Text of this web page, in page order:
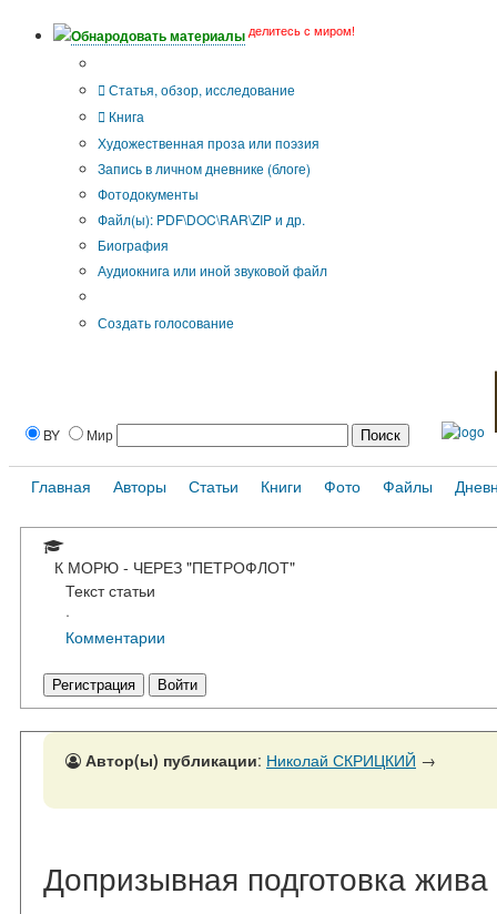
Обнародовать материалы делитесь с миром!
Статья, обзор, исследование
Книга
Художественная проза или поэзия
Запись в личном дневнике (блоге)
Фотодокументы
Файл(ы): PDF\DOC\RAR\ZIP и др.
Биография
Аудиокнига или иной звуковой файл
Создать голосование
BY Мир
Главная Авторы Статьи Книги Фото Файлы
К МОРЮ - ЧЕРЕЗ "ПЕТРОФЛОТ"
Текст статьи
·
Комментарии
Регистрация Войти
Автор(ы) публикации: Николай СКРИЦКИЙ →
Допризывная подготовка